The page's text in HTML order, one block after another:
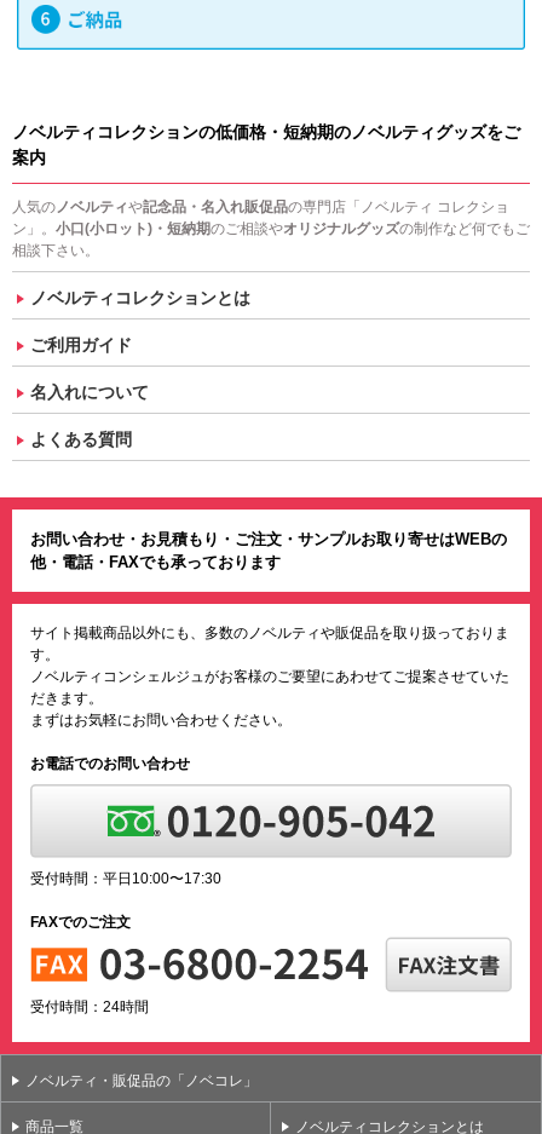
ノベルティコレクションの低価格・短納期のノベルティグッズをご
案内
人気のノベルティや記念品・名入れ販促品の専門店「ノベルティ コレクショ
ン」。 小口(小ロット)・短納期のご相談やオリジナルグッズの制作など何でもご
相談下さい。
ノベルティコレクションとは
ご利用ガイド
名入れについて
よくある質問
お問い合わせ・お見積もり・ご注文・サンプルお取り寄せはWEBの
他・電話・FAXでも承っております
サイト掲載商品以外にも、多数のノベルティや販促品を取り扱っておりま
す。
ノベルティコンシェルジュがお客様のご要望にあわせてご提案させていた
だきます。
まずはお気軽にお問い合わせください。
お電話でのお問い合わせ
受付時間：平日10:00〜17:30
FAXでのご注文
受付時間：24時間
ノベルティ・販促品の「ノベコレ」
商品一覧 ノベルティコレクションとは